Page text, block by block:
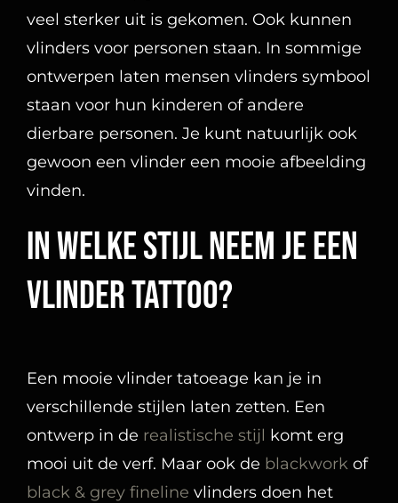
veel sterker uit is gekomen. Ook kunnen
vlinders voor personen staan. In sommige
ontwerpen laten mensen vlinders symbool
staan voor hun kinderen of andere
dierbare personen. Je kunt natuurlijk ook
gewoon een vlinder een mooie afbeelding
vinden.
In welke stijl neem je een
vlinder tattoo?
Een mooie vlinder tatoeage kan je in
verschillende stijlen laten zetten. Een
ontwerp in de realistische stijl komt erg
mooi uit de verf. Maar ook de blackworkof
black & grey fineline vlinders doen het